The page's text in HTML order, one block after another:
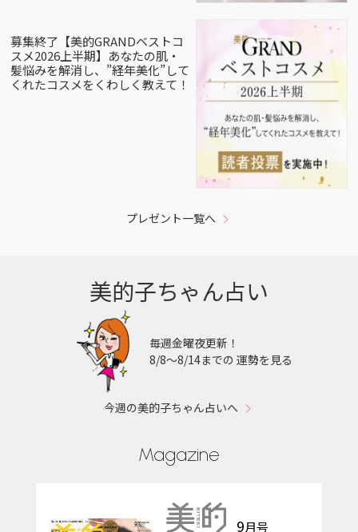
募集終了【美的GRANDベストコ
スメ2026上半期】あなたの肌・
髪悩みを解消し、”経年美化”して
くれたコスメをくわしく教えて！
プレゼント一覧へ
美的子ちゃん占い
毎週金曜夜更新！
8/8〜8/14までの 運勢を見る
今週の美的子ちゃん占いへ
Magazine
9月号